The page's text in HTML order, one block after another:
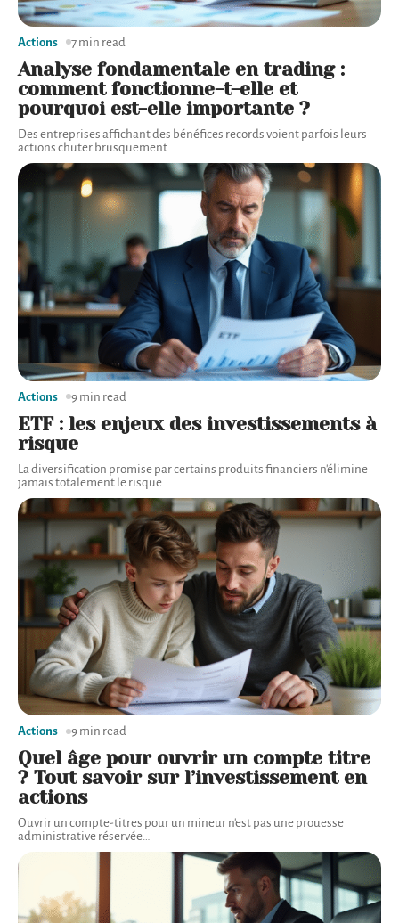
Analyse fondamentale en trading :
comment fonctionne-t-elle et
pourquoi est-elle importante ?
Des entreprises affichant des bénéfices records voient parfois leurs
actions chuter brusquement.
Actions 7 min read
ETF : les enjeux des investissements à
risque
La diversification promise par certains produits financiers n'élimine
jamais totalement le risque.
Actions 9 min read
Quel âge pour ouvrir un compte titre
? Tout savoir sur l’investissement en
actions
Ouvrir un compte-titres pour un mineur n'est pas une prouesse
administrative réservée…
Actions 9 min read